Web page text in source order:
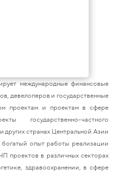
международные финансовые
девелоперов и государственные
проектам и проектам в сфере
государственно-частного
других странах Центральной Азии
опыт работы реализации
проектов в различных секторах
здравоохранении, в сфере